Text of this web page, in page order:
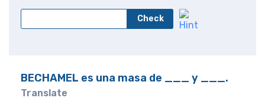
Check
BECHAMEL es una masa de ___ y ___.
Translate